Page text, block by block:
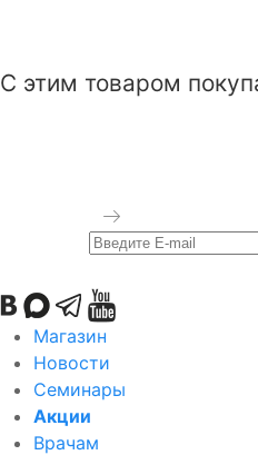
С этим товаром
Магазин
Новости
Семинары
Акции
Врачам